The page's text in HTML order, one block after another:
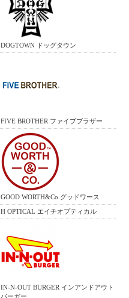
DOGTOWN ドッグタウン
FIVE BROTHER ファイブブラザー
GOOD WORTH&Co グッドワース
H OPTICAL エイチオプティカル
IN-N-OUT BURGER インアンドアウト
バーガー